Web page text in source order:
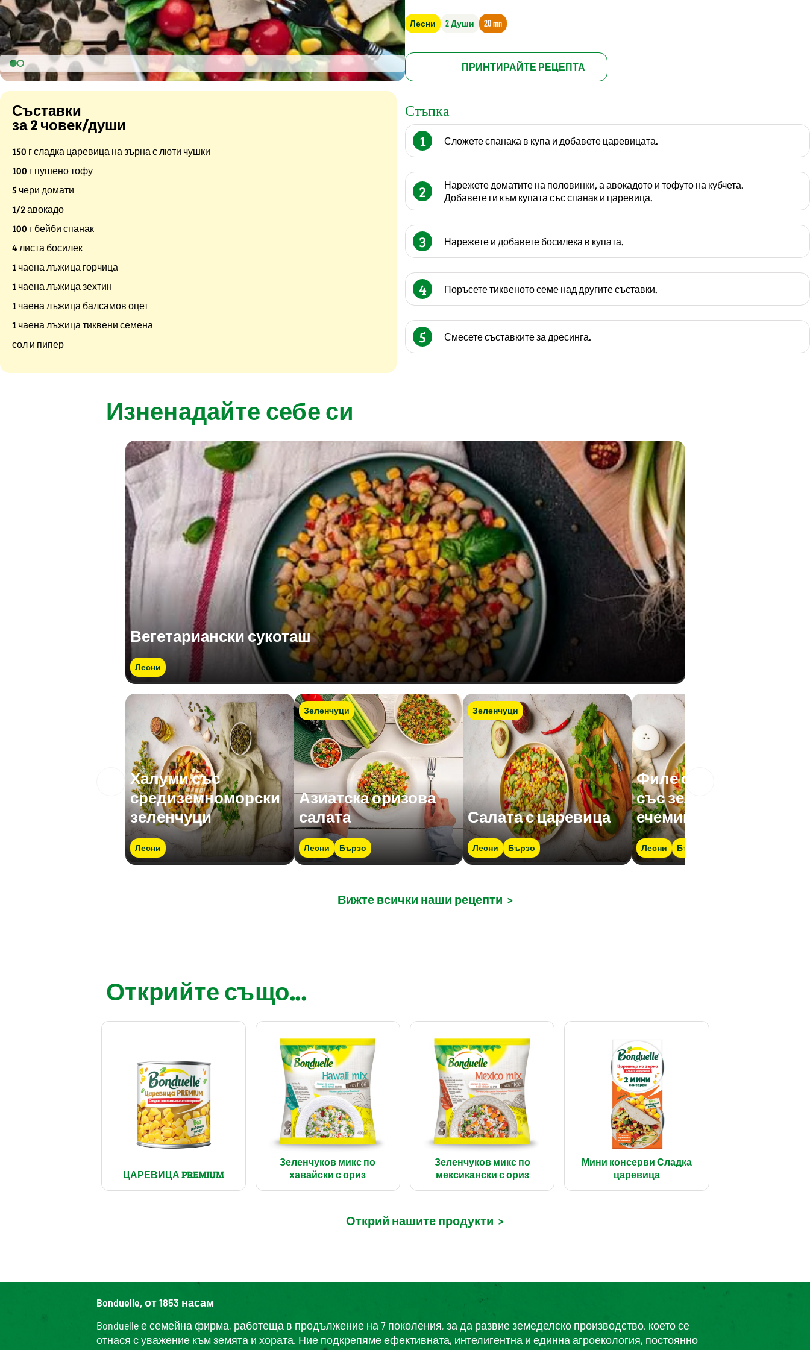
Лесни 2 Души 20 mn
ПРИНТИРАЙТЕ РЕЦЕПТА
Съставки
за 2 човек/души
150 г сладка царевица на зърна с люти чушки
100 г пушено тофу
5 чери домати
1/2 авокадо
100 г бейби спанак
4 листа босилек
1 чаена лъжица горчица
1 чаена лъжица зехтин
1 чаена лъжица балсамов оцет
1 чаена лъжица тиквени семена
сол и пипер
Стъпка
1 Сложете спанака в купа и добавете царевицата.
2
Нарежете доматите на половинки, а авокадото и тофуто на кубчета.
Добавете ги към купата със спанак и царевица.
3 Нарежете и добавете босилека в купата.
4 Поръсете тиквеното семе над другите съставки.
5 Смесете съставките за дресинга.
Изненадайте себе си
Вегетариански сукоташ
Лесни
Халуми със
средиземноморски
зеленчуци
Лесни
Зеленчуци
Азиатска оризова
салата
Лесни Бързо
Зеленчуци
Салата с царевица
Лесни Бързо
Филе от пъстърва
със зелен фасул и
ечемик
Лесни Бързо
Вижте всички наши рецепти >
Открийте също...
ЦАРЕВИЦА PREMIUM
Зеленчуков микс по
хавайски с ориз
Зеленчуков микс по
мексикански с ориз
Мини консерви Сладка
царевица
Открий нашите продукти >
Bonduelle, от 1853 насам
Bonduelle е семейна фирма, работеща в продължение на 7 поколения, за да развие земеделско производство, което се
отнася с уважение към земята и хората. Ние подкрепяме ефективната, интелигентна и единна агроекология, постоянно